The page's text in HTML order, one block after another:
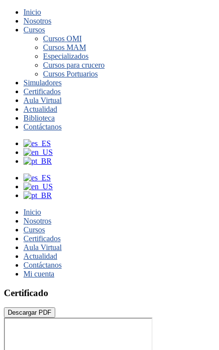
Inicio
Nosotros
Cursos
Cursos OMI
Cursos MAM
Especializados
Cursos para crucero
Cursos Portuarios
Simuladores
Certificados
Aula Virtual
Actualidad
Biblioteca
Contáctanos
Inicio
Nosotros
Cursos
Certificados
Aula Virtual
Actualidad
Contáctanos
Mi cuenta
Certificado
Descargar PDF